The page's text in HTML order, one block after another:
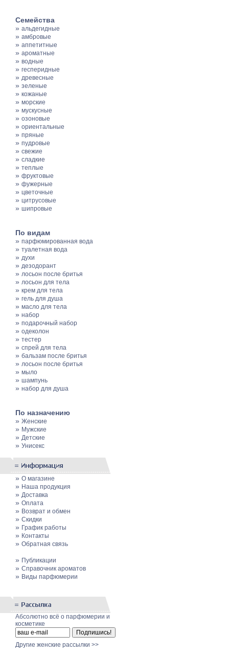
Семейства
» альдегидные
» амбровые
» аппетитные
» ароматные
» водные
» гесперидные
» древесные
» зеленые
» кожаные
» морские
» мускусные
» озоновые
» ориентальные
» пряные
» пудровые
» свежие
» сладкие
» теплые
» фруктовые
» фужерные
» цветочные
» цитрусовые
» шипровые
По видам
» парфюмированная вода
» туалетная вода
» духи
» дезодорант
» лосьон после бритья
» лосьон для тела
» крем для тела
» гель для душа
» масло для тела
» набор
» подарочный набор
» одеколон
» тестер
» спрей для тела
» бальзам после бритья
» лосьон после бритья
» мыло
» шампунь
» набор для душа
По назначению
» Женские
» Мужские
» Детские
» Унисекс
» О магазине
» Наша продукция
» Доставка
» Оплата
» Возврат и обмен
» Скидки
» График работы
» Контакты
» Обратная связь
» Публикации
» Cправочник ароматов
» Виды парфюмерии
Абсолютно всё о парфюмерии и
косметике
Другие женские рассылки >>